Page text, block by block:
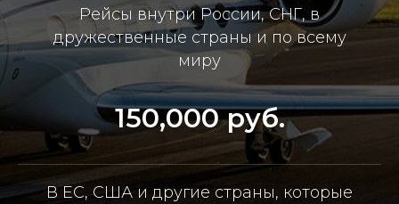
Рейсы внутри России, СНГ, в
дружественные страны и по всему
миру
150,000 руб.
В ЕС, США и другие страны, которые